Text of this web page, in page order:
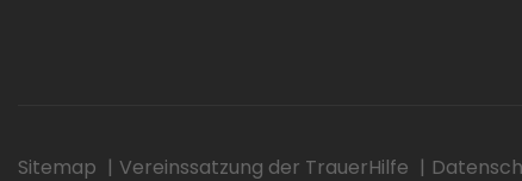
Sitemap Vereinssatzung der TrauerHilfe